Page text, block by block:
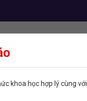
khoa học hợp lý cùng với